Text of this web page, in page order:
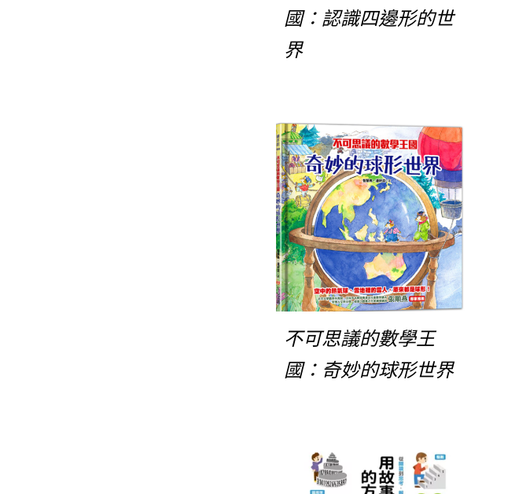
國：認識四邊形的世
界
不可思議的數學王
國：奇妙的球形世界